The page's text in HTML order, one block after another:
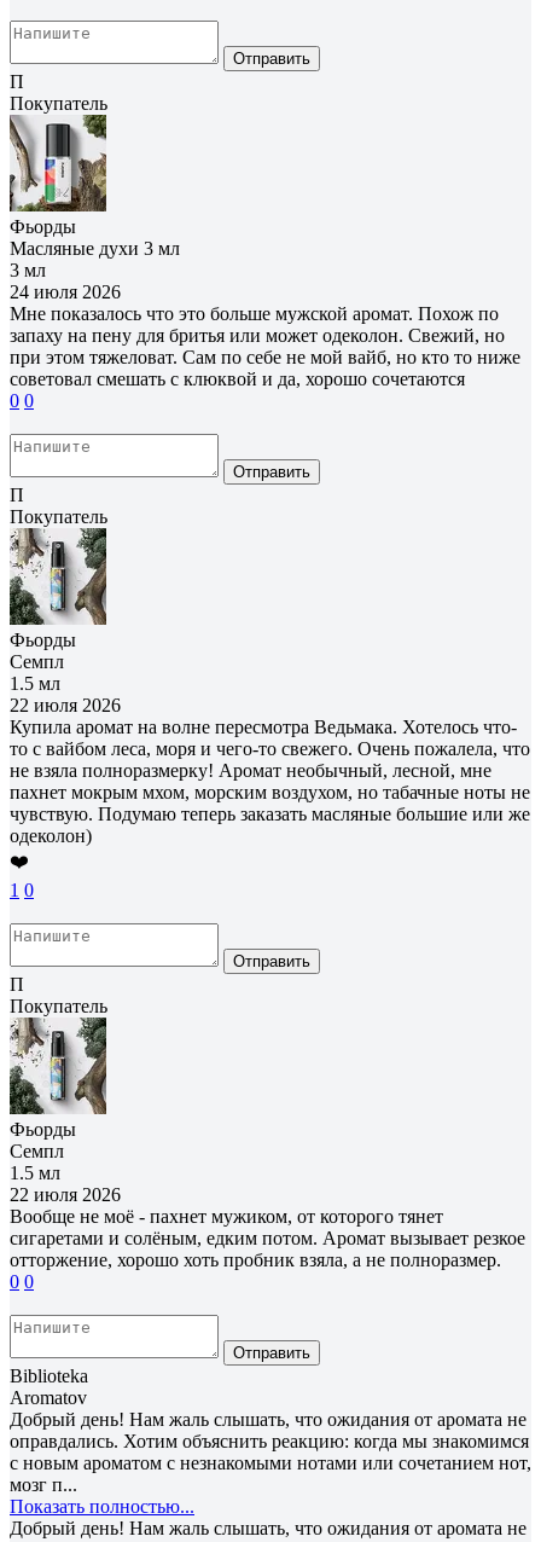
Отправить
П
Покупатель
Фьорды
Масляные духи 3 мл
3 мл
24 июля 2026
Мне показалось что это больше мужской аромат. Похож по
запаху на пену для бритья или может одеколон. Свежий, но
при этом тяжеловат. Сам по себе не мой вайб, но кто то ниже
советовал смешать с клюквой и да, хорошо сочетаются
0 0
Отправить
П
Покупатель
Фьорды
Семпл
1.5 мл
22 июля 2026
Купила аромат на волне пересмотра Ведьмака. Хотелось что-
то с вайбом леса, моря и чего-то свежего. Очень пожалела, что
не взяла полноразмерку! Аромат необычный, лесной, мне
пахнет мокрым мхом, морским воздухом, но табачные ноты не
чувствую. Подумаю теперь заказать масляные большие или же
одеколон)
❤️
1 0
Отправить
П
Покупатель
Фьорды
Семпл
1.5 мл
22 июля 2026
Вообще не моё - пахнет мужиком, от которого тянет
сигаретами и солёным, едким потом. Аромат вызывает резкое
отторжение, хорошо хоть пробник взяла, а не полноразмер.
0 0
Отправить
Biblioteka
Aromatov
Добрый день! Нам жаль слышать, что ожидания от аромата не
оправдались. Хотим объяснить реакцию: когда мы знакомимся
с новым ароматом с незнакомыми нотами или сочетанием нот,
мозг п...
Показать полностью...
Добрый день! Нам жаль слышать, что ожидания от аромата не